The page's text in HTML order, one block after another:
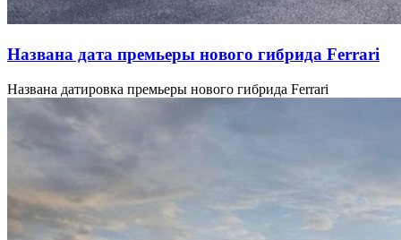
Названа дата премьеры нового гибрида Ferrari
Названа датировка премьеры нового гибрида Ferrari